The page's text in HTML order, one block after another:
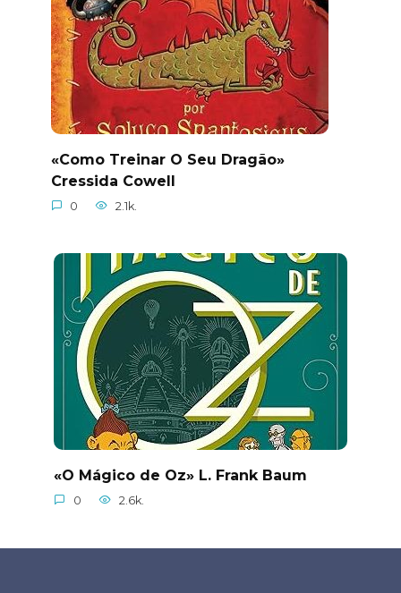
«Como Treinar O Seu Dragão»
Cressida Cowell
0 2.1k.
«O Mágico de Oz» L. Frank Baum
0 2.6k.